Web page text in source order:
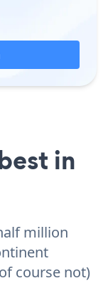
in
million
course not)